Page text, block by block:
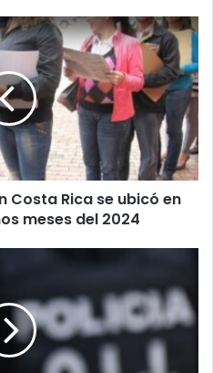
Costa Rica se ubicó en
meses del 2024